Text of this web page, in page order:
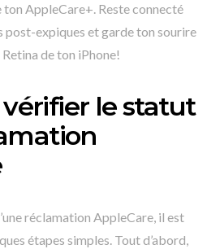
ton AppleCare+. Reste connecté
post-expiques et garde ton sourire
de ton iPhone!
le statut
réclamation AppleCare, il est
étapes simples. Tout d’abord,